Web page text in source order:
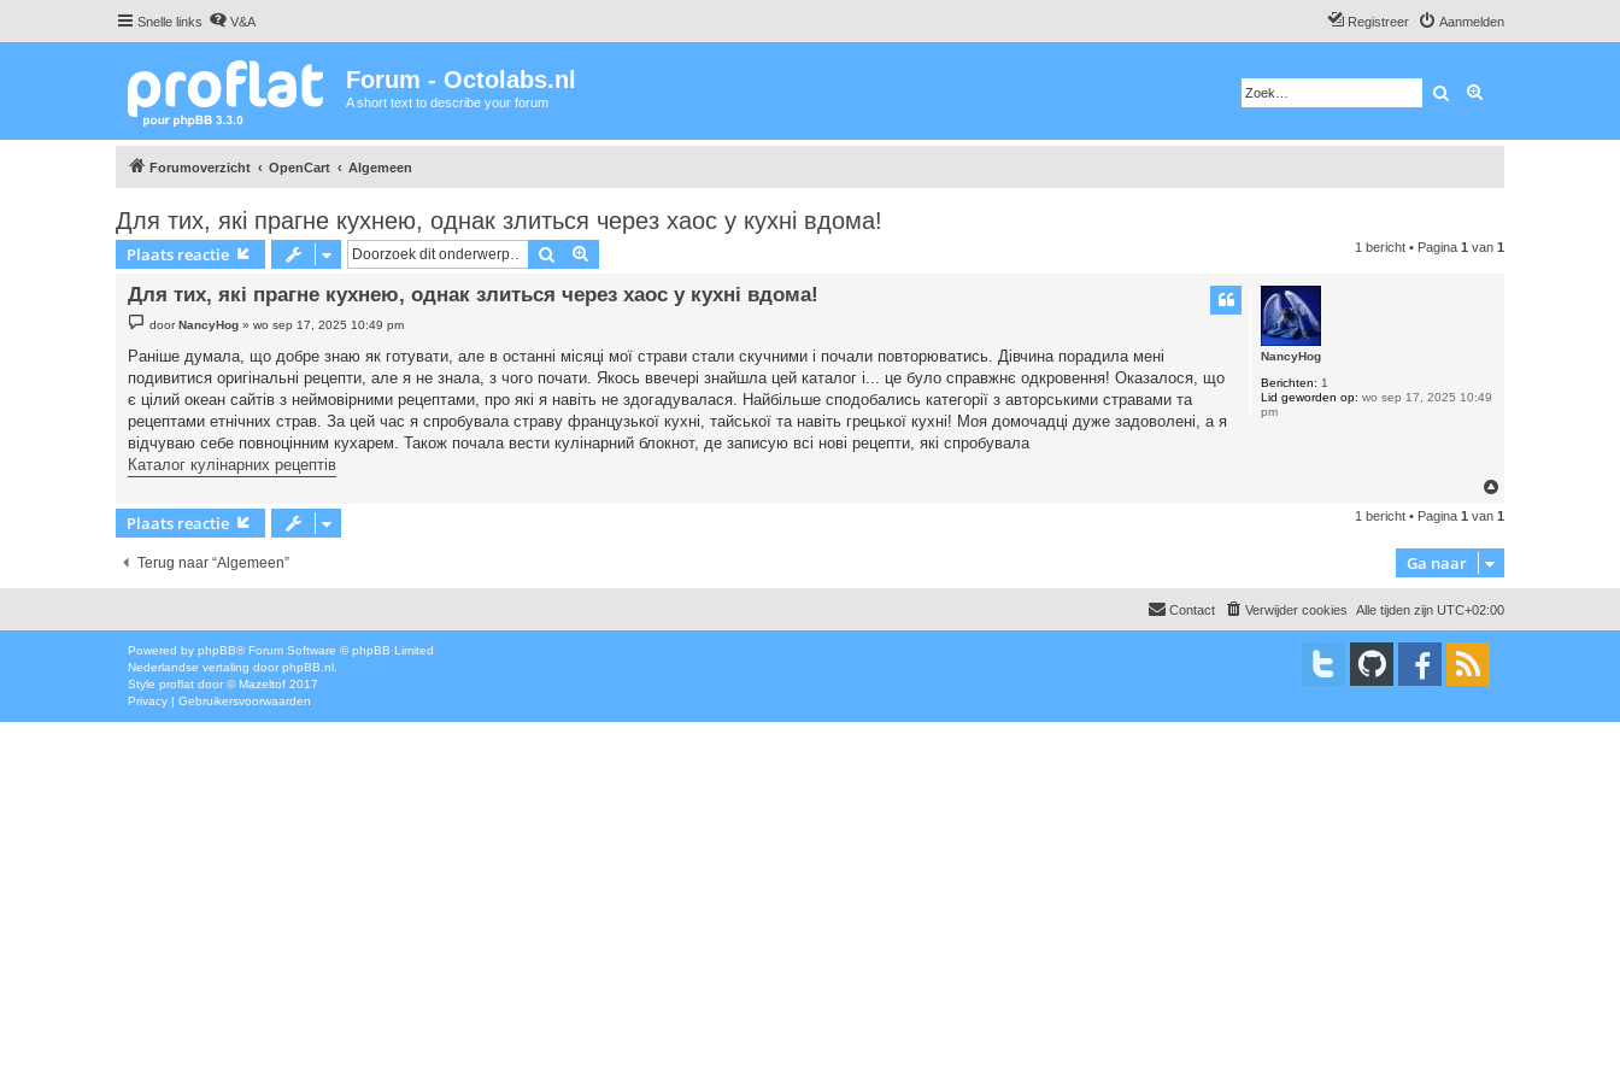
Snelle links V&A Aanmelden
Registreer
Forum - Octolabs.nl
A short text to describe your forum Zoek
Forumoverzicht OpenCart Algemeen
Для тих, які прагне кухнею, однак злиться через хаос у кухні вдома!
Plaats reactie Zoek 1 bericht • Pagina 1 van 1
NancyHog
Berichten: 1
Lid geworden op: wo sep 17, 2025 10:49
pm
Для тих, які прагне кухнею, однак злиться через хаос у кухні вдома!
e
i
c
h
t
doorNancyHog »wo sep 17, 2025 10:49 pm
Раніше думала, що добре знаю як готувати, але в останні місяці мої страви стали скучними і почали повторюватись. Дівчина порадила мені
подивитися оригінальні рецепти, але я не знала, з чого почати. Якось ввечері знайшла цей каталог і... це було справжнє одкровення! Оказалося, що
є цілий океан сайтів з неймовірними рецептами, про які я навіть не здогадувалася. Найбільше сподобались категорії з авторськими стравами та
рецептами етнічних страв. За цей час я спробувала страву французької кухні, тайської та навіть грецької кухні! Моя домочадці дуже задоволені, а я
відчуваю себе повноцінним кухарем. Також почала вести кулінарний блокнот, де записую всі нові рецепти, які спробувала
Каталог кулінарних рецептів
h
o
Plaats reactie 1 bericht • Pagina 1 van 1
Terug naar “Algemeen” Ga naar
Alle tijden zijn UTC+02:00
Verwijder cookies
Contact
Powered by phpBB® Forum Software © phpBB Limited
Nederlandse vertaling door phpBB.nl
Style proflat door ©Mazeltof 2017
Privacy | Gebruikersvoorwaarden